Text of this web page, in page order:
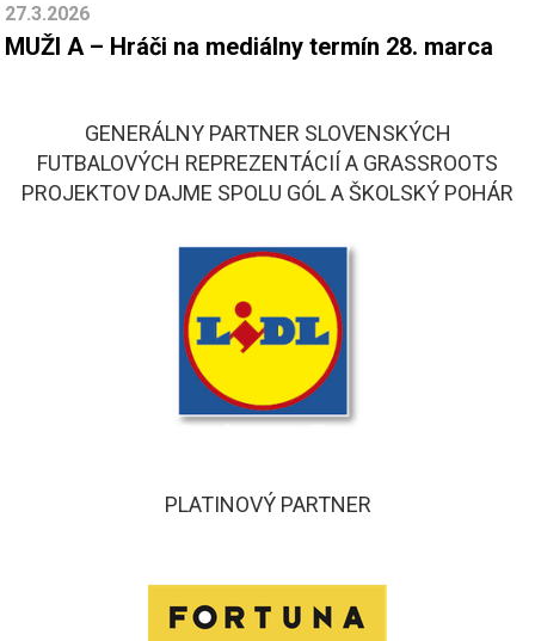
27.3.2026
MUŽI A – Hráči na mediálny termín 28. marca
GENERÁLNY PARTNER SLOVENSKÝCH
FUTBALOVÝCH REPREZENTÁCIÍ A GRASSROOTS
PROJEKTOV DAJME SPOLU GÓL A ŠKOLSKÝ POHÁR
PLATINOVÝ PARTNER